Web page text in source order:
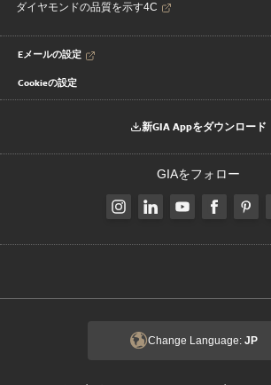
ダイヤモンドの品質を示す4C
Eメールの設定
Cookieの設定
新GIA Appをダウンロード
GIAをフォロー
Change Language: JP